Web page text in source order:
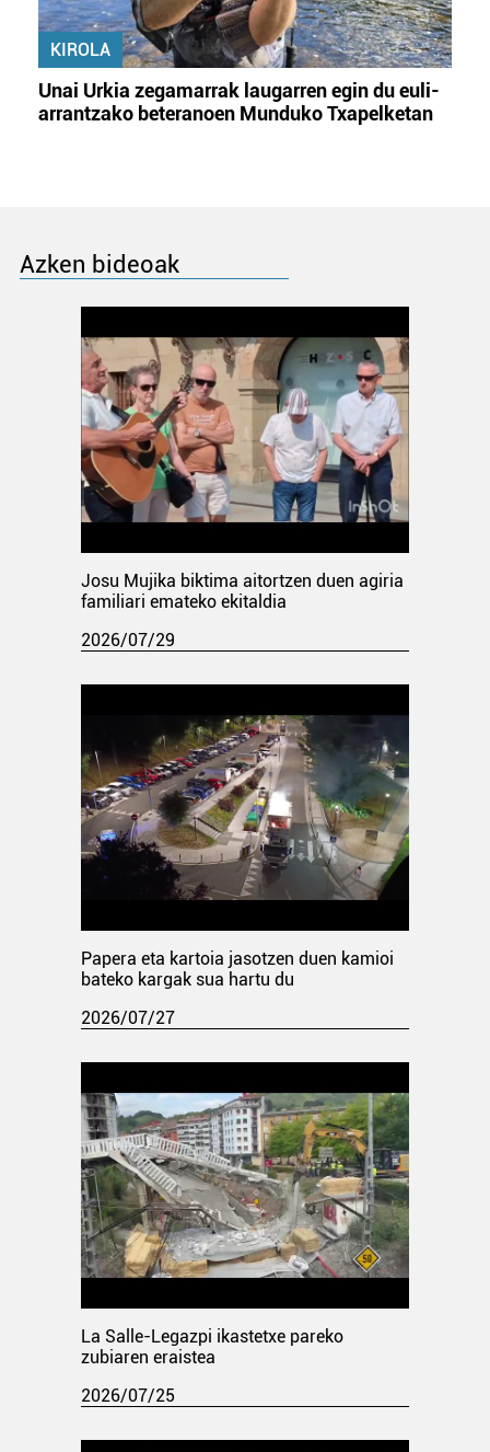
KIROLA
Unai Urkia zegamarrak laugarren egin du euli-
arrantzako beteranoen Munduko Txapelketan
Azken bideoak
Josu Mujika biktima aitortzen duen agiria
familiari emateko ekitaldia
2026/07/29
Papera eta kartoia jasotzen duen kamioi
bateko kargak sua hartu du
2026/07/27
La Salle-Legazpi ikastetxe pareko
zubiaren eraistea
2026/07/25